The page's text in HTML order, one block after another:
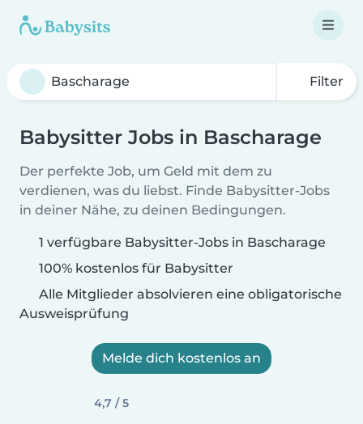
Filter
Babysitter Jobs in Bascharage
Der perfekte Job, um Geld mit dem zu
verdienen, was du liebst. Finde Babysitter-Jobs
in deiner Nähe, zu deinen Bedingungen.
1 verfügbare Babysitter-Jobs in Bascharage
100% kostenlos für Babysitter
Alle Mitglieder absolvieren eine obligatorische
Ausweisprüfung
Melde dich kostenlos an
4,7 / 5